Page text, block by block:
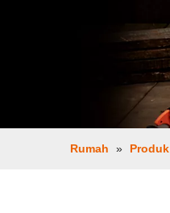
Rumah » Produk